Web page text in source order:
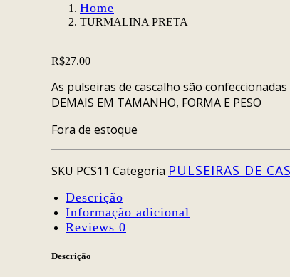
Home
TURMALINA PRETA
R$27.00
As pulseiras de cascalho são
DEMAIS EM TAMANHO, FORMA E PESO
Fora de estoque
SKU PCS11 Categoria PULSEIRAS DE
Descrição
Informação adicional
Reviews 0
Descrição